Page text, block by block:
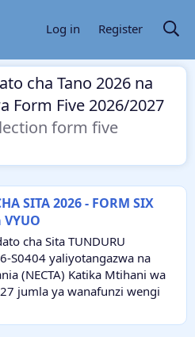
Log in Register
cha Tano 2026 na
Form Five 2026/2027
form five
SITA 2026 - FORM SIX
VYUO
cha Sita TUNDURU
S0404 yaliyotangazwa na
(NECTA) Katika Mtihani wa
jumla ya wanafunzi wengi